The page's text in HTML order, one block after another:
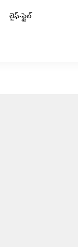
లైఫ్-స్టైల్